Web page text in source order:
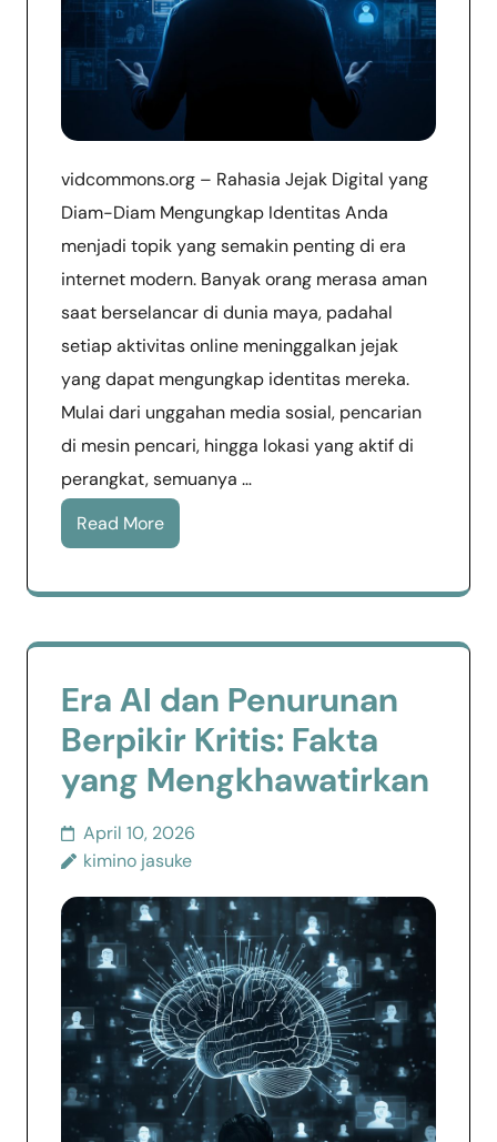
vidcommons.org – Rahasia Jejak Digital yang
Diam-Diam Mengungkap Identitas Anda
menjadi topik yang semakin penting di era
internet modern. Banyak orang merasa aman
saat berselancar di dunia maya, padahal
setiap aktivitas online meninggalkan jejak
yang dapat mengungkap identitas mereka.
Mulai dari unggahan media sosial, pencarian
di mesin pencari, hingga lokasi yang aktif di
perangkat, semuanya …
Read More
Era AI dan Penurunan
Berpikir Kritis: Fakta
yang Mengkhawatirkan
April 10, 2026
kimino jasuke